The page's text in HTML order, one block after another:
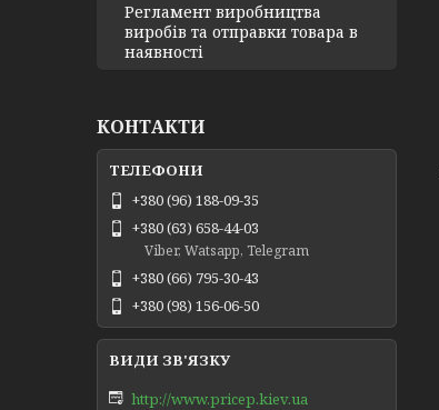
Регламент виробництва
виробів та отправки товара в
наявності
КОНТАКТИ
+380 (96) 188-09-35
+380 (63) 658-44-03
Viber, Watsapp, Telegram
+380 (66) 795-30-43
+380 (98) 156-06-50
http://www.pricep.kiev.ua